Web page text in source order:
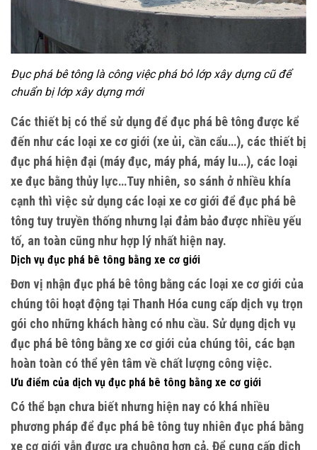
Đục phá bê tông là công việc phá bỏ lớp xây dựng cũ để
chuẩn bị lớp xây dựng mới
Các thiết bị có thể sử dụng để đục phá bê tông được kể
đến như các loại xe cơ giới (xe ủi, cần cẩu…), các thiết bị
đục phá hiện đại (máy đục, máy phá, máy lu…), các loại
xe đục bằng thủy lực…Tuy nhiên, so sánh ở nhiều khía
cạnh thì việc sử dụng các loại xe cơ giới để đục phá bê
tông tuy truyền thống nhưng lại đảm bảo được nhiều yếu
tố, an toàn cũng như hợp lý nhất hiện nay.
Dịch vụ đục phá bê tông bằng xe cơ giới
Đơn vị nhận đục phá bê tông bằng các loại xe cơ giới của
chúng tôi hoạt động tại Thanh Hóa cung cấp dịch vụ trọn
gói cho những khách hàng có nhu cầu. Sử dụng dịch vụ
đục phá bê tông bằng xe cơ giới của chúng tôi, các bạn
hoàn toàn có thể yên tâm về chất lượng công việc.
Ưu điểm của dịch vụ đục phá bê tông bằng xe cơ giới
Có thể bạn chưa biết nhưng hiện nay có khá nhiều
phương pháp để đục phá bê tông tuy nhiên đục phá bằng
xe cơ giới vẫn được ưa chuộng hơn cả. Để cung cấp dịch